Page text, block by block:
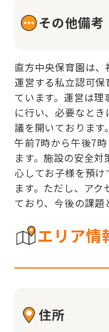
その他備考
直方中央保育園は
運営する私立認可
ています。運営は
に行い、必要なと
議を開いておりま
午前7時から午後7
ます。施設の安全
心してお子様を預
ます。ただし、ア
ており、今後の課題
エリア情
住所